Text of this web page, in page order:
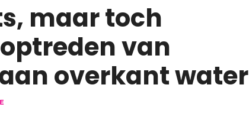
maar toch
van
overkant water